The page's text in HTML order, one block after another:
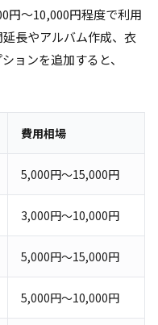
円～10,000円程度で利用
長やアルバム作成、衣
ョンを追加すると、
費用相場
5,000円～15,000円
3,000円～10,000円
5,000円～15,000円
5,000円～10,000円